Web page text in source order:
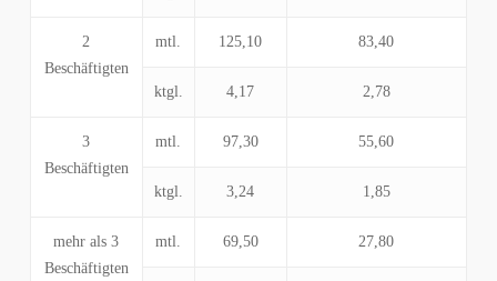
2
Beschäftigten
mtl. 125,10 83,40
ktgl. 4,17 2,78
3
Beschäftigten
mtl. 97,30 55,60
ktgl. 3,24 1,85
mehr als 3
Beschäftigten
mtl. 69,50 27,80